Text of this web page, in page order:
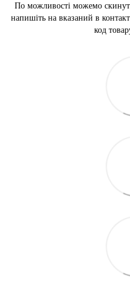
По можливості можемо
напишіть на вказаний в
код